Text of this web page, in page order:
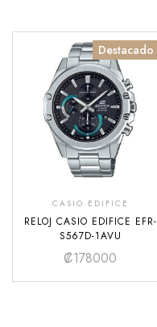
Destacado
CASIO EDIFICE
RELOJ CASIO EDIFICE EFR-
S567D-1AVU
₡178000